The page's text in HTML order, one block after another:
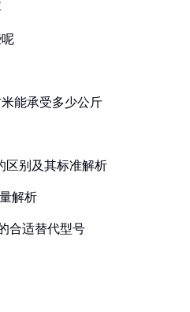
能承受多少公斤
区别及其标准解析
解析
合适替代型号